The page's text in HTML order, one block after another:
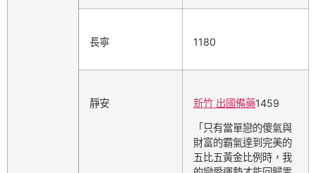
長寧 1180
靜安 新竹 出國備藥1459
「只有當單戀的傻氣與
財富的霸氣達到完美的
五比五黃金比例時，我